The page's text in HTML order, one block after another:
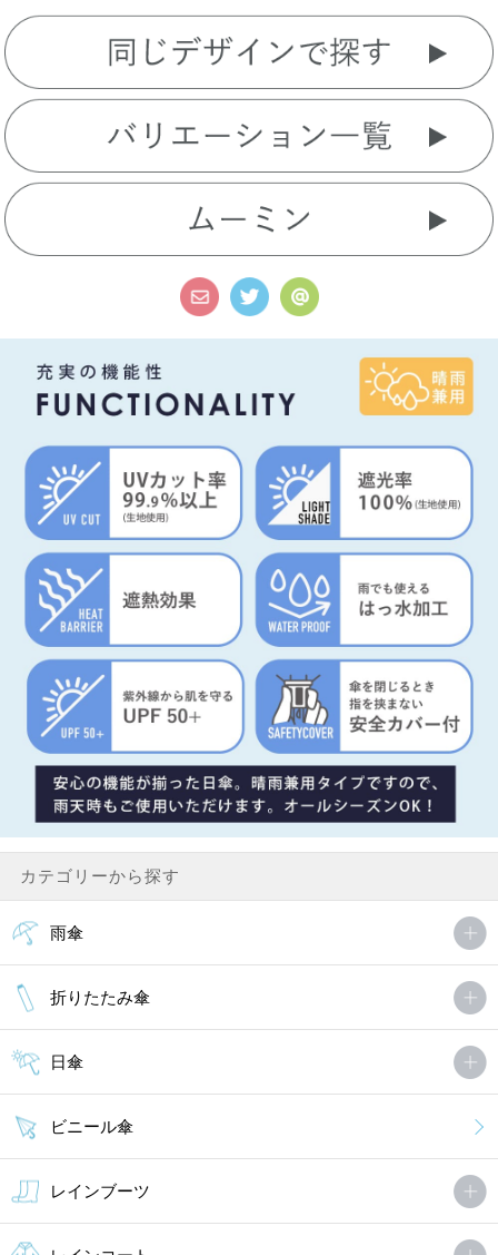
カテゴリーから探す
雨傘
折りたたみ傘
日傘
ビニール傘
レインブーツ